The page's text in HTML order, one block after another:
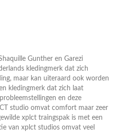
Gunther en Garezi
kledingmerk dat zich
maar kan uiteraard ook worden
kledingmerk dat zich laat
en deze
studio omvat comfort maar zeer
xplct traingspak is met een
van xplct studios omvat veel